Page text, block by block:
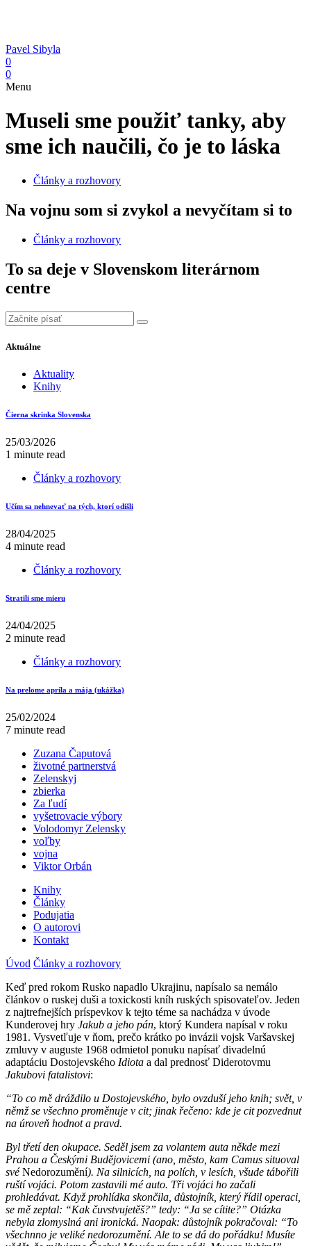
Pavel Sibyla
0
0
Menu
Museli sme použiť tanky, aby
sme ich naučili, čo je to láska
Články a rozhovory
Na vojnu som si zvykol a nevyčítam si to
Články a rozhovory
To sa deje v Slovenskom literárnom
centre
Aktuálne
Aktuality
Knihy
Čierna skrinka Slovenska
25/03/2026
1 minute read
Články a rozhovory
Učím sa nehnevať na tých, ktorí odišli
28/04/2025
4 minute read
Články a rozhovory
Stratili sme mieru
24/04/2025
2 minute read
Články a rozhovory
Na prelome apríla a mája (ukážka)
25/02/2024
7 minute read
Zuzana Čaputová
životné partnerstvá
Zelenskyj
zbierka
Za ľudí
vyšetrovacie výbory
Volodomyr Zelensky
voľby
vojna
Viktor Orbán
Knihy
Články
Podujatia
O autorovi
Kontakt
Úvod Články a rozhovory
Keď pred rokom Rusko napadlo Ukrajinu, napísalo sa nemálo
článkov o ruskej duši a toxickosti kníh ruských spisovateľov. Jeden
z najtrefnejších príspevkov k tejto téme sa nachádza v úvode
Kunderovej hry Jakub a jeho pán, ktorý Kundera napísal v roku
1981. Vysvetľuje v ňom, prečo krátko po invázii vojsk Varšavskej
zmluvy v auguste 1968 odmietol ponuku napísať divadelnú
adaptáciu Dostojevského Idiota a dal prednosť Diderotovmu
Jakubovi fatalistovi:
“To co mě dráždilo u Dostojevského, bylo ovzduší jeho knih; svět, v
němž se všechno proměnuje v cit; jinak řečeno: kde je cit pozvednut
na úroveň hodnot a pravd.
Byl třetí den okupace. Seděl jsem za volantem auta někde mezi
Prahou a Českými Budějovicemi (ano, město, kam Camus situoval
svéNedorozumění). Na silnicích, na polích, v lesích, všude tábořili
ruští vojáci. Potom zastavili mé auto. Tři vojáci ho začali
prohledávat. Když prohlídka skončila, důstojník, který řídil operaci,
se mě zeptal: “Kak čuvstvujetěš?” tedy: “Ja se cítite?” Otázka
nebyla zlomyslná ani ironická. Naopak: důstojník pokračoval: “To
všechnno je veliké nedorozumění. Ale to se dá do pořádku! Musíte